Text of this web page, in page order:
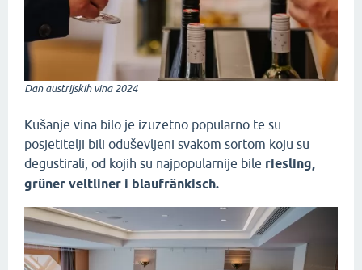
Dan austrijskih vina 2024
Kušanje vina bilo je izuzetno popularno te su
posjetitelji bili oduševljeni svakom sortom koju su
degustirali, od kojih su najpopularnije bile riesling,
grüner veltliner i blaufränkisch.